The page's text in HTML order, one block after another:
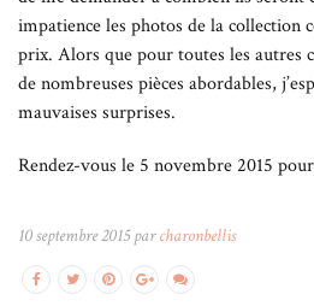
impatience les photos de la collection
prix. Alors que pour toutes les autres
de nombreuses pièces abordables,
mauvaises surprises.
Rendez-vous le 5 novembre 2015
10 septembre 2015 parcharonbellis